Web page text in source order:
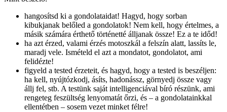
hangosítsd ki a gondolataidat! Hagyd, hogy sorban
kibukjanak belőled a gondolatok! Nem kell, hogy értelmes, a
másik számára érthető történetté álljanak össze! Ez a te időd!
ha azt érzed, valami érzés motoszkál a felszín alatt, lassíts le,
maradj vele. Ismételd el azt a mondatot, gondolatot, ami
felidézte!
figyeld a tested érzeteit, és hagyd, hogy a tested is beszéljen:
ha kell, nyújtózkodj, ásíts, hadonássz, görnyedj össze vagy
állj fel, stb. A testünk saját intelligenciával bíró részünk, ami
rengeteg feszültség lenyomatát őrzi, és – a gondolatainkkal
ellentétben – sosem vezet minket félre!